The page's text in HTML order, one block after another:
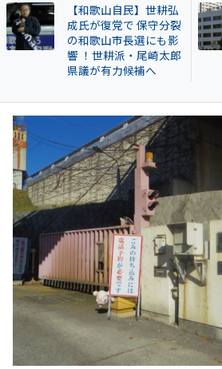
【和歌山自民】世耕弘
成氏が復党で 保守分裂
の和歌山市長選にも影
響 ！世耕派・尾崎太郎
県議が有力候補へ